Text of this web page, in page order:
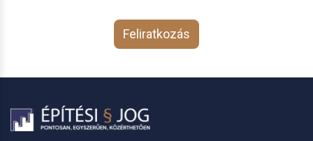
Feliratkozás